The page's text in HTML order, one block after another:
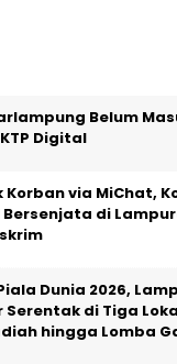
Belum
Digital
Korban via MiChat,
Bersenjata di
Dunia 2026,
Serentak di Tiga
hingga Lomba